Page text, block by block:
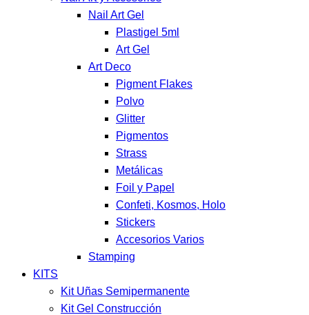
Nail Art Gel
Plastigel 5ml
Art Gel
Art Deco
Pigment Flakes
Polvo
Glitter
Pigmentos
Strass
Metálicas
Foil y Papel
Confeti, Kosmos, Holo
Stickers
Accesorios Varios
Stamping
KITS
Kit Uñas Semipermanente
Kit Gel Construcción